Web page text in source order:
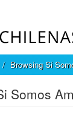
Browsing Si
Somos